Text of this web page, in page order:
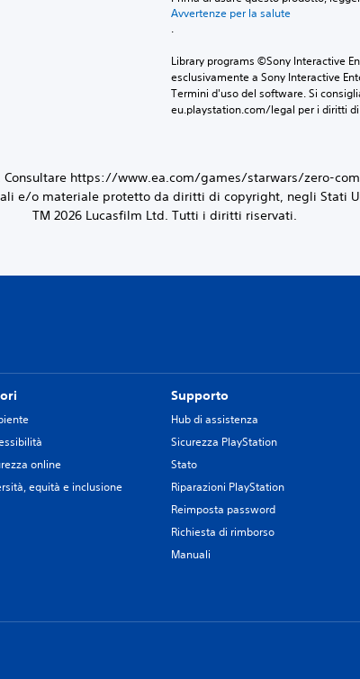
Avvertenze per la salute
.
Library programs ©Sony Interactive
esclusivamente a Sony Interactive
Termini d'uso del software. Si
eu.playstation.com/legal per i diritti
Consultare https://www.ea.com/games/starwars/zero-
e/o materiale protetto da diritti di copyright, negli
TM 2026 Lucasfilm Ltd. Tutti i diritti riservati.
online
equità e inclusione
Supporto
Hub di assistenza
Sicurezza PlayStation
Stato
Riparazioni PlayStation
Reimposta password
Richiesta di rimborso
Manuali